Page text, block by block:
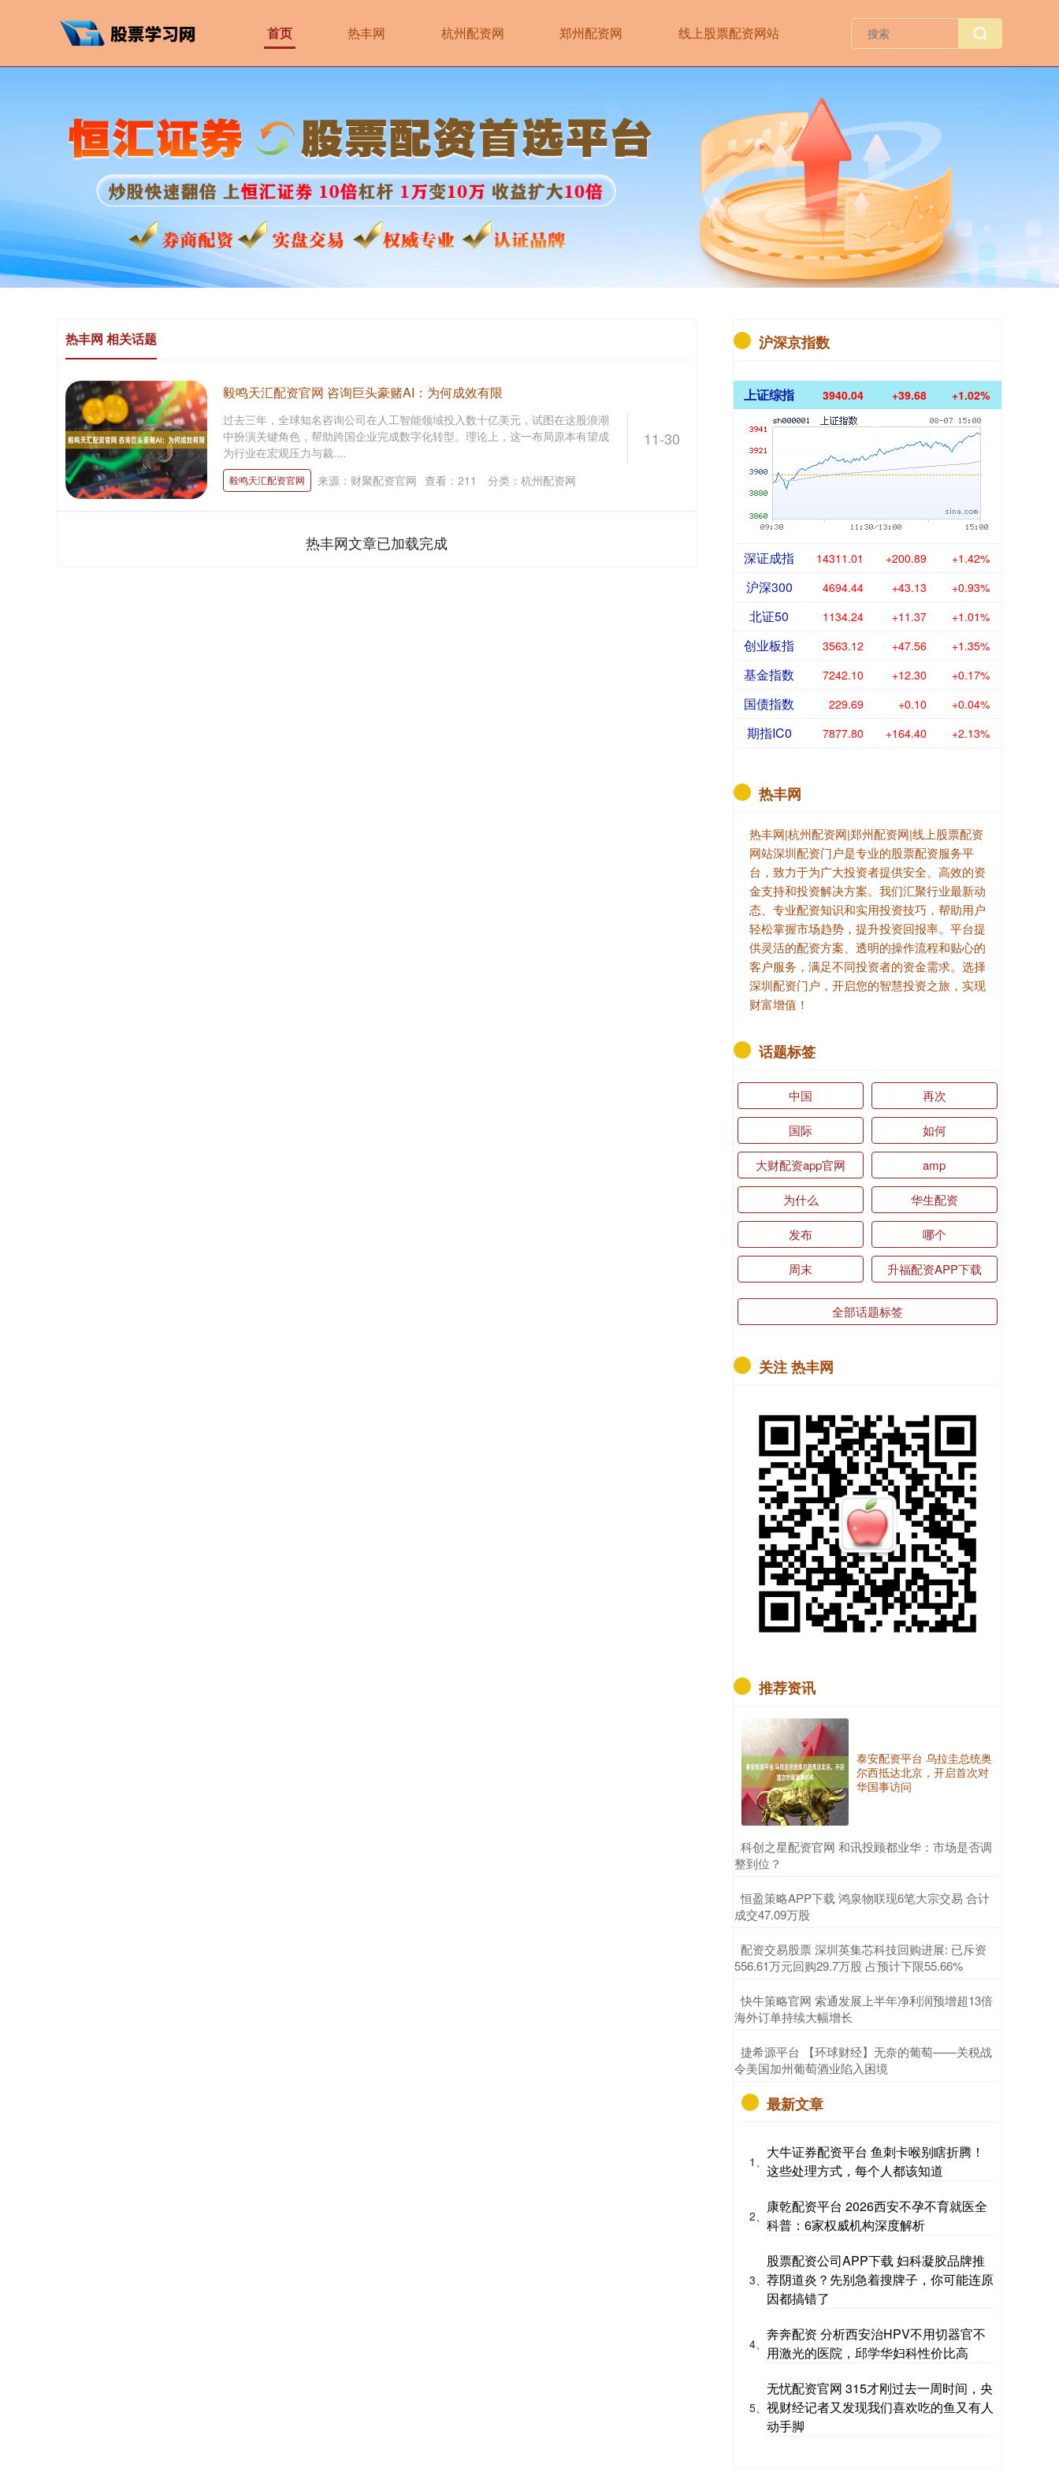
首页 热丰网 杭州配资网 郑州配资网 线上股票配资网站
热丰网 相关话题
11-30
毅鸣天汇配资官网 咨询巨头豪赌AI：为何成效有限
过去三年，全球知名咨询公司在人工智能领域投入数十亿美元，试图在这股浪潮
中扮演关键角色，帮助跨国企业完成数字化转型。理论上，这一布局原本有望成
为行业在宏观压力与裁....
毅鸣天汇配资官网 来源：财聚配资官网 查看： 211 分类： 杭州配资网
热丰网文章已加载完成
沪深京指数
上证综指 3940.04 +39.68 +1.02%
深证成指 14311.01 +200.89 +1.42%
沪深300 4694.44 +43.13 +0.93%
北证50 1134.24 +11.37 +1.01%
创业板指 3563.12 +47.56 +1.35%
基金指数 7242.10 +12.30 +0.17%
国债指数 229.69 +0.10 +0.04%
期指IC0 7877.80 +164.40 +2.13%
热丰网
热丰网|杭州配资网|郑州配资网|线上股票配资
网站深圳配资门户是专业的股票配资服务平
台，致力于为广大投资者提供安全、高效的资
金支持和投资解决方案。我们汇聚行业最新动
态、专业配资知识和实用投资技巧，帮助用户
轻松掌握市场趋势，提升投资回报率。平台提
供灵活的配资方案、透明的操作流程和贴心的
客户服务，满足不同投资者的资金需求。选择
深圳配资门户，开启您的智慧投资之旅，实现
财富增值！
话题标签
中国 再次
国际 如何
大财配资app官网 amp
为什么 华生配资
发布 哪个
周末 升福配资APP下载
全部话题标签
关注 热丰网
推荐资讯
泰安配资平台 乌拉圭总统奥
尔西抵达北京，开启首次对
华国事访问
​科创之星配资官网 和讯投顾都业华：市场是否调
整到位？
​恒盈策略APP下载 鸿泉物联现6笔大宗交易 合计
成交47.09万股
​配资交易股票 深圳英集芯科技回购进展: 已斥资
556.61万元回购29.7万股 占预计下限55.66%
​快牛策略官网 索通发展上半年净利润预增超13倍
海外订单持续大幅增长
​捷希源平台 【环球财经】无奈的葡萄——关税战
令美国加州葡萄酒业陷入困境
最新文章
1、
大牛证券配资平台 鱼刺卡喉别瞎折腾！
这些处理方式，每个人都该知道
2、
康乾配资平台 2026西安不孕不育就医全
科普：6家权威机构深度解析
3、
股票配资公司APP下载 妇科凝胶品牌推
荐阴道炎？先别急着搜牌子，你可能连原
因都搞错了
4、
奔奔配资 分析西安治HPV不用切器官不
用激光的医院，邱学华妇科性价比高
5、
无忧配资官网 315才刚过去一周时间，央
视财经记者又发现我们喜欢吃的鱼又有人
动手脚